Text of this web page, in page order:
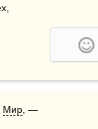
Мир , —